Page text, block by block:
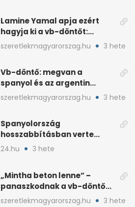
Lamine Yamal apja ezért
hagyja ki a vb-döntőt:
otthonról szurkol
szeretlekmagyarorszag.hu 3 hete
Vb-döntő: megvan a
spanyol és az argentin
kezdő, Montiel bekerült
szeretlekmagyarorszag.hu 3 hete
Spanyolország
hosszabbításban verte
Argentínát: Ferran Torres
24.hu 3 hete
„Mintha beton lenne” –
panaszkodnak a vb-döntő
MetLife-pályájára
szeretlekmagyarorszag.hu 3 hete